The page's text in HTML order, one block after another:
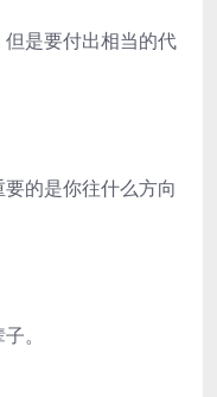
是要付出相当的代
的是你往什么方向
。